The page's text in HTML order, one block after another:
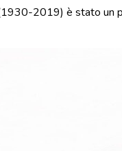
2019) è stato un